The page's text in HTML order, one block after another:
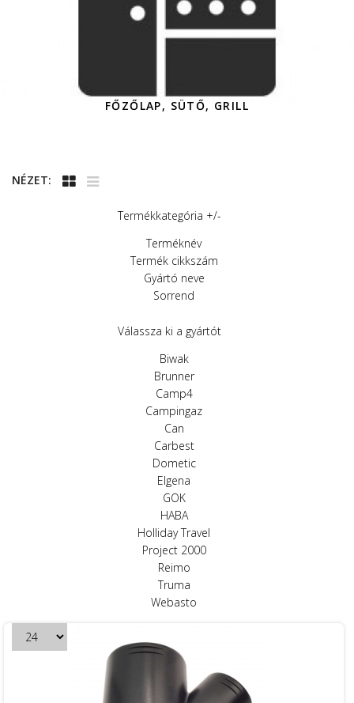
FŐZŐLAP, SÜTŐ, GRILL
NÉZET:
Termékkategória +/-
Terméknév
Termék cikkszám
Gyártó neve
Sorrend
Válassza ki a gyártót
Biwak
Brunner
Camp4
Campingaz
Can
Carbest
Dometic
Elgena
GOK
HABA
Holliday Travel
Project 2000
Reimo
Truma
Webasto